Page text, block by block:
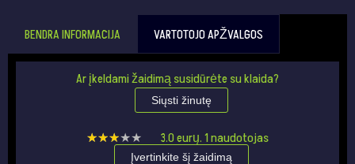
BENDRA INFORMACIJA VARTOTOJO APŽVALGOS
Ar įkeldami žaidimą susidūrėte su klaida?
Siųsti žinutę
★★★★★
★★★★★ 3.0eurų.1naudotojas
Įvertinkite šį žaidimą